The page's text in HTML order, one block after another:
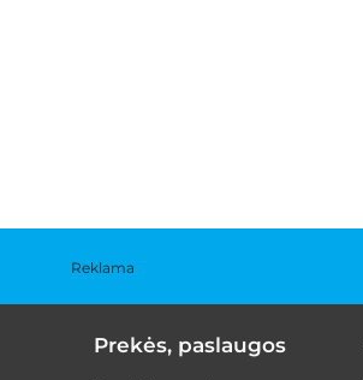
Reklama
Prekės, paslaugos